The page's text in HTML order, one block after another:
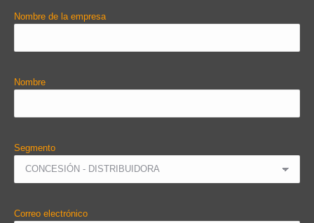
Nombre de la empresa
Nombre
Segmento
Correo electrónico